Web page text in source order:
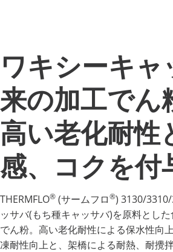
ワキシーキャ
来の加工でん
高い老化耐性
感、コクを付
THERMFLO® (サームフロ®) 3130/
ッサバ(もち種キャッサバ)を原料とし
でん粉。高い老化耐性による保水性向
凍耐性向上と、架橋による耐熱、耐攪